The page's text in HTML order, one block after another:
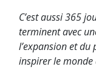
C’est aussi 365
terminent avec
l’expansion et
inspirer le monde